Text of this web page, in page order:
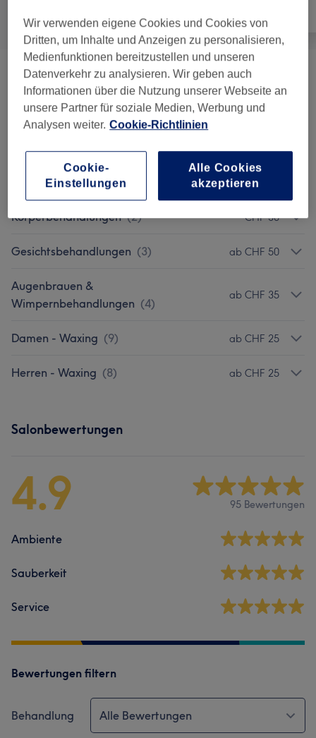
Körperbehandlungen NEU Dioden Laser
Haarentfernung Herren (9)
ab CHF 69
Körperbehandlungen NEU Dioden Laser
Haarentfernung Damen (12 )
Permanent Make-Up CHF 50
Körperbehandlungen (2) CHF 30
Gesichtsbehandlungen (3) ab CHF 50
Augenbrauen &
Wimpernbehandlungen (4)
ab CHF 35
Damen - Waxing (9) ab CHF 25
Herren - Waxing (8) ab CHF 25
Salonbewertungen
4.9 95 Bewertungen
Ambiente
Sauberkeit
Service
Bewertungen filtern
Behandlung Alle Bewertungen
Wir verwenden eigene Cookies und Cookies von
Dritten, um Inhalte und Anzeigen zu personalisieren,
Medienfunktionen bereitzustellen und unseren
Datenverkehr zu analysieren. Wir geben auch
Informationen über die Nutzung unserer Webseite an
unsere Partner für soziale Medien, Werbung und
Analysen weiter. Cookie-Richtlinien
Alle Cookies
akzeptieren
Cookie-
Einstellungen